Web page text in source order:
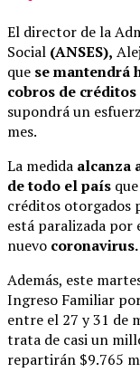
El director de la
Social (ANSES),
que se mantendrá
cobros de
supondrá un
mes.
La medida alcanza
de todo el país
créditos otorgados
está paralizada por
nuevo coronavirus.
Además, este
Ingreso Familiar
entre el 27 y 31 de
trata de casi un
repartirán $9.765